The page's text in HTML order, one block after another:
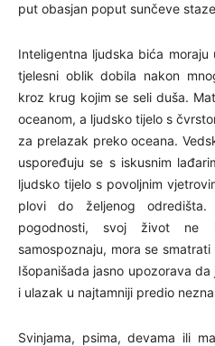
put obasjan poput sunčeve
Inteligentna ljudska bića
tjelesni oblik dobila nakon
kroz krug kojim se seli duša.
oceanom, a ljudsko tijelo s
za prelazak preko oceana.
uspoređuju se s iskusnim
ljudsko tijelo s povoljnim
plovi do željenog
pogodnosti, svoj život ne
samospoznaju, mora se
Išopanišada jasno upozorava
i ulazak u najtamniji predio
Svinjama, psima, devama ili